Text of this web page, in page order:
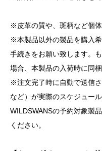
※皮革の質や、斑柄など個
※本製品以外の製品を購入
手続きをお願い致します。
場合、本製品の入荷時に同
※注文完了時に自動で送信
など）が実際のスケジュール
WILDSWANSの予約対象製
ください。